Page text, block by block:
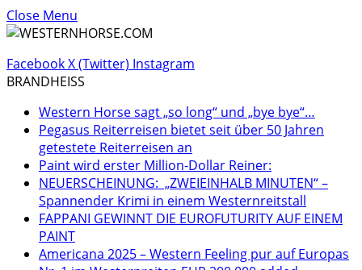
Close Menu
FacebookX (Twitter) Instagram
BRANDHEISS
Western Horse sagt „so long“ und „bye bye“…
Pegasus Reiterreisen bietet seit über 50 Jahren
getestete Reiterreisen an
Paint wird erster Million-Dollar Reiner:
NEUERSCHEINUNG: „ZWEIEINHALB MINUTEN“ –
Spannender Krimi in einem Westernreitstall
FAPPANI GEWINNT DIE EUROFUTURITY AUF EINEM
PAINT
Americana 2025 – Western Feeling pur auf Europas